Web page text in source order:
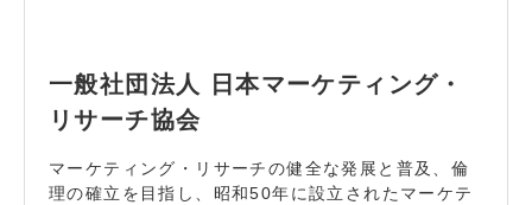
一般社団法人 日本マーケティング・
リサーチ協会
マーケティング・リサーチの健全な発展と普及、倫
理の確立を目指し、昭和50年に設立されたマーケテ